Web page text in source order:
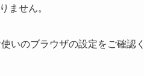
ません。
いのブラウザの設定をご確認く